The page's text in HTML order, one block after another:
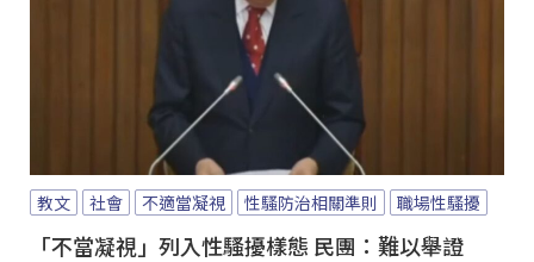
教文 社會 不適當凝視 性騷防治相關準則 職場性騷擾
「不當凝視」列入性騷擾樣態 民團：難以舉證